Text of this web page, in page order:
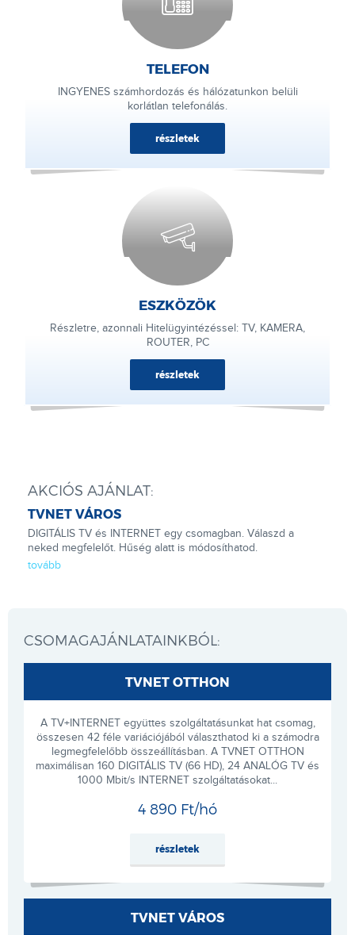
TELEFON
INGYENES számhordozás és hálózatunkon belüli
korlátlan telefonálás.
részletek
ESZKÖZÖK
Részletre, azonnali Hitelügyintézéssel: TV, KAMERA,
ROUTER, PC
részletek
AKCIÓS AJÁNLAT:
TVNET VÁROS
DIGITÁLIS TV és INTERNET egy csomagban. Válaszd a
neked megfelelőt. Hűség alatt is módosíthatod.
tovább
CSOMAGAJÁNLATAINKBÓL:
TVNET OTTHON
A TV+INTERNET együttes szolgáltatásunkat hat csomag,
összesen 42 féle variációjából választhatod ki a számodra
legmegfelelőbb összeállításban. A TVNET OTTHON
maximálisan 160 DIGITÁLIS TV (66 HD), 24 ANALÓG TV és
1000 Mbit/s INTERNET szolgáltatásokat...
4 890 Ft/hó
részletek
TVNET VÁROS